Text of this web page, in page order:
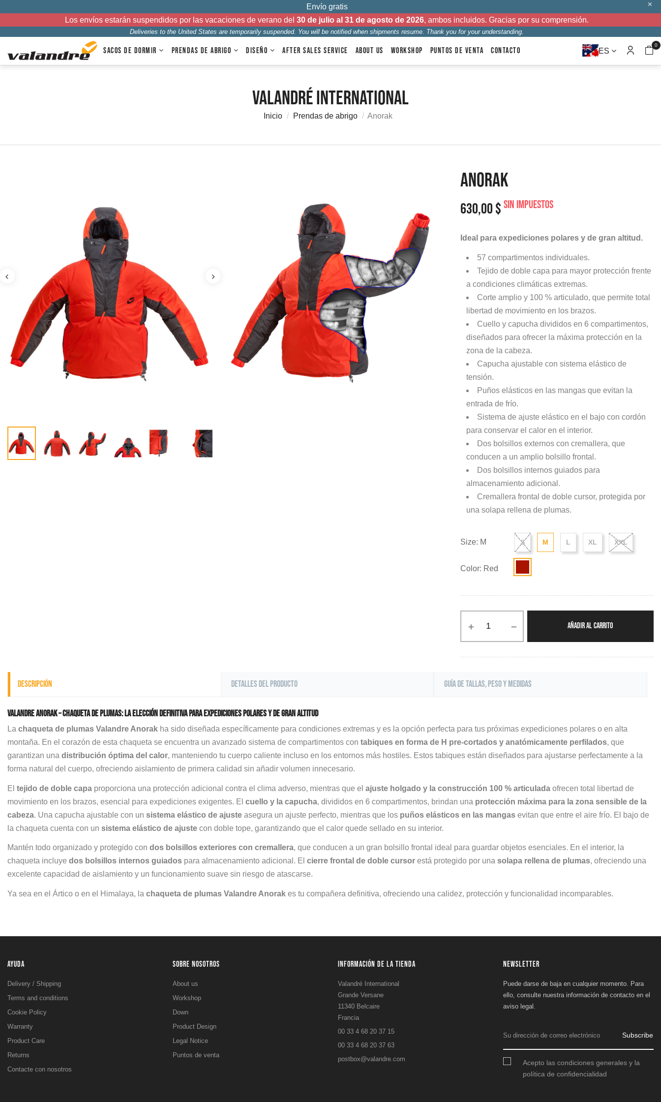
Envío gratis
Los envíos estarán suspendidos por las vacaciones de verano del 30 de julio al 31 de agosto de 2026, ambos incluidos. Gracias por su comprensión.
Deliveries to the United States are temporarily suspended. You will be notified when shipments resume. Thank you for your understanding.
SACOS DE DORMIR PRENDAS DE ABRIGO DISEÑO AFTER SALES SERVICE ABOUT US WORKSHOP PUNTOS DE VENTA CONTACTO ES
0
Valandré International
Inicio Prendas de abrigo Anorak
ANORAK
630,00 $ Sin impuestos
Ideal para expediciones polares y de gran altitud.
57 compartimentos individuales.
Tejido de doble capa para mayor protección frente
a condiciones climáticas extremas.
Corte amplio y 100 % articulado, que permite total
libertad de movimiento en los brazos.
Cuello y capucha divididos en 6 compartimentos,
diseñados para ofrecer la máxima protección en la
zona de la cabeza.
Capucha ajustable con sistema elástico de
tensión.
Puños elásticos en las mangas que evitan la
entrada de frío.
Sistema de ajuste elástico en el bajo con cordón
para conservar el calor en el interior.
Dos bolsillos externos con cremallera, que
conducen a un amplio bolsillo frontal.
Dos bolsillos internos guiados para
almacenamiento adicional.
Cremallera frontal de doble cursor, protegida por
una solapa rellena de plumas.
Size: M S M L XL XXL
Color: Red
AÑADIR AL CARRITO
Descripción Detalles del producto Guía de tallas, peso y medidas
Valandre Anorak – Chaqueta de plumas: La elección definitiva para expediciones polares y de gran altitud
La chaqueta de plumas Valandre Anorak ha sido diseñada específicamente para condiciones extremas y es la opción perfecta para tus próximas expediciones polares o en alta
montaña. En el corazón de esta chaqueta se encuentra un avanzado sistema de compartimentos con tabiques en forma de H pre-cortados y anatómicamente perfilados, que
garantizan una distribución óptima del calor, manteniendo tu cuerpo caliente incluso en los entornos más hostiles. Estos tabiques están diseñados para ajustarse perfectamente a la
forma natural del cuerpo, ofreciendo aislamiento de primera calidad sin añadir volumen innecesario.
El tejido de doble capa proporciona una protección adicional contra el clima adverso, mientras que el ajuste holgado y la construcción 100 % articulada ofrecen total libertad de
movimiento en los brazos, esencial para expediciones exigentes. El cuello y la capucha, divididos en 6 compartimentos, brindan una protección máxima para la zona sensible de la
cabeza. Una capucha ajustable con un sistema elástico de ajuste asegura un ajuste perfecto, mientras que los puños elásticos en las mangas evitan que entre el aire frío. El bajo de
la chaqueta cuenta con un sistema elástico de ajuste con doble tope, garantizando que el calor quede sellado en su interior.
Mantén todo organizado y protegido con dos bolsillos exteriores con cremallera, que conducen a un gran bolsillo frontal ideal para guardar objetos esenciales. En el interior, la
chaqueta incluye dos bolsillos internos guiados para almacenamiento adicional. El cierre frontal de doble cursor está protegido por una solapa rellena de plumas, ofreciendo una
excelente capacidad de aislamiento y un funcionamiento suave sin riesgo de atascarse.
Ya sea en el Ártico o en el Himalaya, la chaqueta de plumas Valandre Anorak es tu compañera definitiva, ofreciendo una calidez, protección y funcionalidad incomparables.
AYUDA
Delivery / Shipping
Terms and conditions
Cookie Policy
Warranty
Product Care
Returns
Contacte con nosotros
SOBRE NOSOTROS
About us
Workshop
Down
Product Design
Legal Notice
Puntos de venta
INFORMACIÓN DE LA TIENDA
Valandré International
Grande Versane
11340 Belcaire
Francia
00 33 4 68 20 37 15
00 33 4 68 20 37 63
postbox@valandre.com
NEWSLETTER
Puede darse de baja en cualquier momento. Para
ello, consulte nuestra información de contacto en el
aviso legal.
Subscribe
Acepto las condiciones generales y la
política de confidencialidad